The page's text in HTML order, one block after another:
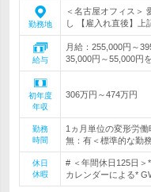
勤務地
＜名古屋オフィス＞
し 【雇入れ直後】上
給与
月給：255,000円～
35,000円～55,000円
初年度
年収
306万円～474万円
勤務
時間
1ヵ月単位の変形労
無：有＜標準的な勤
休日
休暇
# ＜年間休日125日
カレンダーによる*